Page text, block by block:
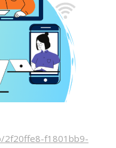
2f20ffe8-f1801bb9-